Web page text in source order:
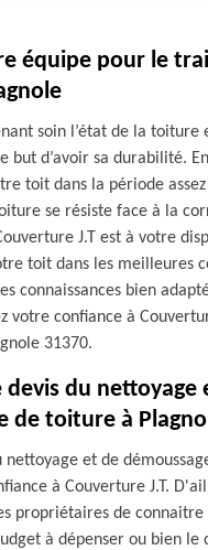
équipe pour le
soin l’état de la
but d’avoir sa durabilité.
toit dans la période
se résiste face à la
J.T est à votre
toit dans les meilleures
connaissances bien
votre confiance à
31370.
devis du nettoyage
de toiture à
nettoyage et de
à Couverture J.T.
propriétaires de connaitre
à dépenser ou bien le